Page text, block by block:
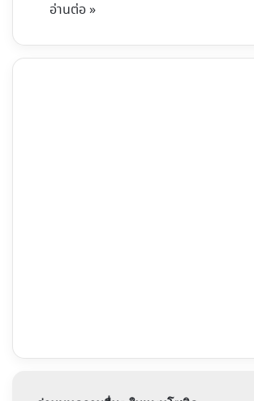
อ่านต่อ »